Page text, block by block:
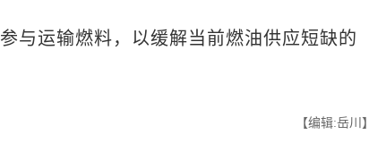
运输燃料，以缓解当前燃油供应短缺的
【编辑:岳川】